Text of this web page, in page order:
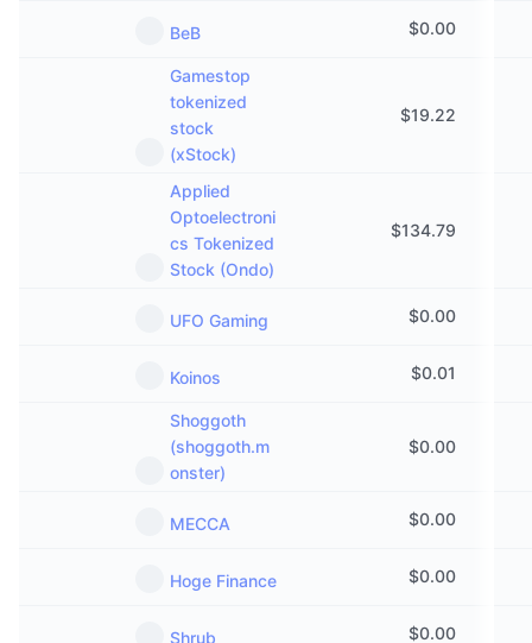
BeB $0.00
Gamestop
tokenized
stock
(xStock)
$19.22
Applied
Optoelectroni
cs Tokenized
Stock (Ondo)
$134.79
UFO Gaming $0.00
Koinos $0.01
Shoggoth
(shoggoth.m
onster)
$0.00
MECCA $0.00
Hoge Finance $0.00
Shrub $0.00